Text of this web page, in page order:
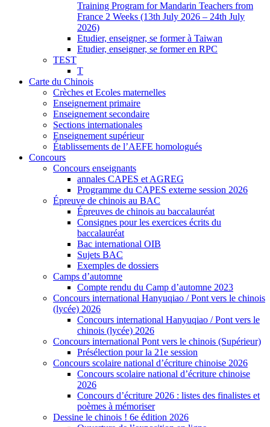
Training Program for Mandarin Teachers from
France 2 Weeks (13th July 2026 – 24th July
2026)
Etudier, enseigner, se former à Taiwan
Etudier, enseigner, se former en RPC
TEST
T
Carte du Chinois
Crèches et Ecoles maternelles
Enseignement primaire
Enseignement secondaire
Sections internationales
Enseignement supérieur
Établissements de l’AEFE homologués
Concours
Concours enseignants
annales CAPES et AGREG
Programme du CAPES externe session 2026
Épreuve de chinois au BAC
Épreuves de chinois au baccalauréat
Consignes pour les exercices écrits du
baccalauréat
Bac international OIB
Sujets BAC
Exemples de dossiers
Camps d’automne
Compte rendu du Camp d’automne 2023
Concours international Hanyuqiao / Pont vers le chinois
(lycée) 2026
Concours international Hanyuqiao / Pont vers le
chinois (lycée) 2026
Concours international Pont vers le chinois (Supérieur)
Présélection pour la 21e session
Concours scolaire national d’écriture chinoise 2026
Concours scolaire national d’écriture chinoise
2026
Concours d’écriture 2026 : listes des finalistes et
poèmes à mémoriser
Dessine le chinois ! 6e édition 2026